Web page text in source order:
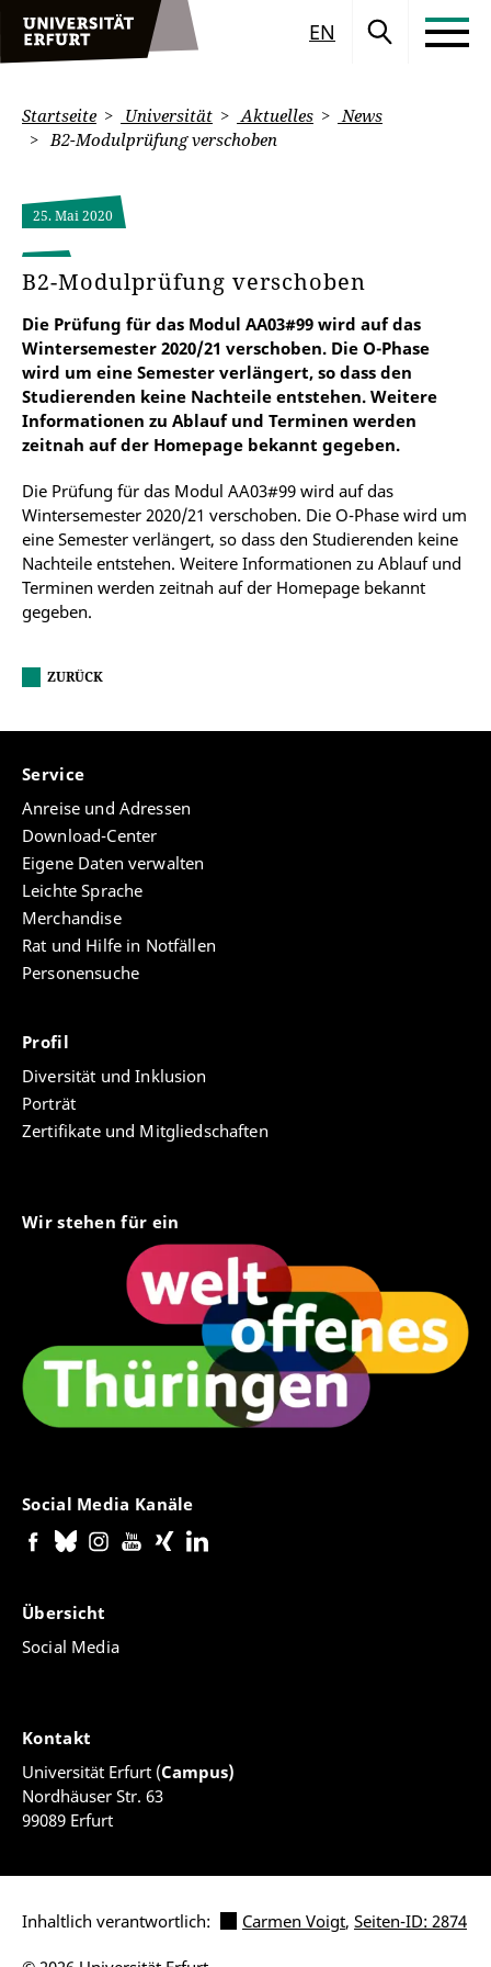
EN
Startseite Universität Aktuelles
News
B2-Modulprüfung verschoben
25. Mai 2020
B2-Modulprüfung verschoben
Die Prüfung für das Modul AA03#99 wird auf das
Wintersemester 2020/21 verschoben. Die O-Phase
wird um eine Semester verlängert, so dass den
Studierenden keine Nachteile entstehen. Weitere
Informationen zu Ablauf und Terminen werden
zeitnah auf der Homepage bekannt gegeben.
Die Prüfung für das Modul AA03#99 wird auf das
Wintersemester 2020/21 verschoben. Die O-Phase wird um
eine Semester verlängert, so dass den Studierenden keine
Nachteile entstehen. Weitere Informationen zu Ablauf und
Terminen werden zeitnah auf der Homepage bekannt
gegeben.
ZURÜCK
Service
Anreise und Adressen
Download-Center
Eigene Daten verwalten
Leichte Sprache
Merchandise
Rat und Hilfe in Notfällen
Personensuche
Profil
Diversität und Inklusion
Porträt
Zertifikate und Mitgliedschaften
Wir stehen für ein
Social Media Kanäle
Übersicht
Social Media
Kontakt
Universität Erfurt (Campus)
Nordhäuser Str. 63
99089 Erfurt
Inhaltlich verantwortlich: Carmen Voigt, Seiten-ID: 2874